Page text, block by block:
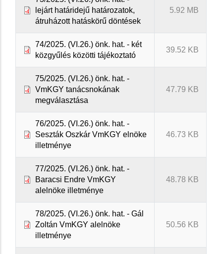
lejárt határidejű határozatok,
átruházott hatáskörű döntések
5.92 MB
74/2025. (VI.26.) önk. hat. - két
közgyűlés közötti tájékoztató
39.52 KB
75/2025. (VI.26.) önk. hat. -
VmKGY tanácsnokának
megválasztása
47.79 KB
76/2025. (VI.26.) önk. hat. -
Seszták Oszkár VmKGY elnöke
illetménye
46.73 KB
77/2025. (VI.26.) önk. hat. -
Baracsi Endre VmKGY
alelnöke illetménye
48.78 KB
78/2025. (VI.26.) önk. hat. - Gál
Zoltán VmKGY alelnöke
illetménye
50.56 KB